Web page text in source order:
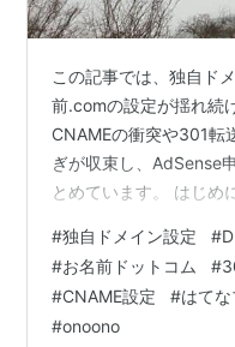
この記事では、独自ド
前.comの設定が揺れ続
CNAMEの衝突や301転
ぎが収束し、AdSense
とめています。 はじ
なが壊れた ■ グレーに
Cloudflare の有料転送
り、有料転送オプショ
送されない ■ ところが
#独自ドメイン設定 #
#お名前ドットコム #
#CNAME設定 #はて
#onoono